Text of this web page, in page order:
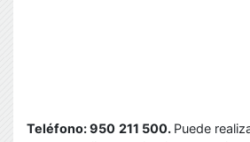
Teléfono: 950 211 500. Puede